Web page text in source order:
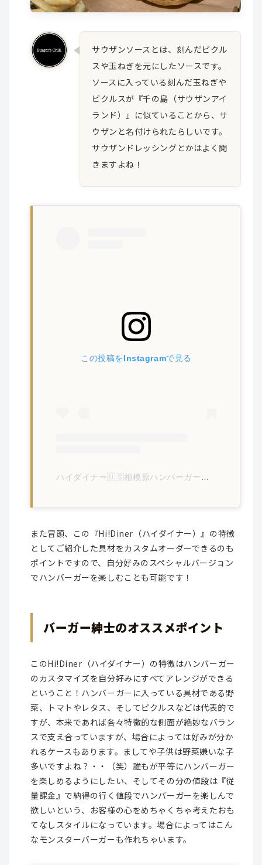
サウザンソースとは、刻んだピクル
スや玉ねぎを元にしたソースです。
ソースに入っている刻んだ玉ねぎや
ピクルスが『千の島（サウザンアイ
ランド）』に似ていることから、サ
ウザンと名付けられたらしいです。
サウザンドレッシングとかはよく聞
きますよね！
この投稿をInstagramで見る
ハイダイナー🇺🇸相模原ハンバーガー🍔(@hi__diner)がシェアした投稿
また冒頭、この『Hi!Diner（ハイダイナー）』の特徴
としてご紹介した具材をカスタムオーダーできるのも
ポイントですので、自分好みのスペシャルバージョン
でハンバーガーを楽しむことも可能です！
バーガー紳士のオススメポイント
このHi!Diner（ハイダイナー）の特徴はハンバーガー
のカスタマイズを自分好みにすべてアレンジができる
ということ！ハンバーガーに入っている具材である野
菜、トマトやレタス、そしてピクルスなどは代表的で
すが、本来であれば各々特徴的な側面が絶妙なバラン
スで支え合っていますが、場合によっては好みが分か
れるケースもあります。ましてや子供は野菜嫌いな子
多いですよね？・・（笑）誰もが平等にハンバーガー
を楽しめるようにしたい、そしてその分の値段は『従
量課金』で納得の行く値段でハンバーガーを楽しんで
欲しいという、お客様の心をめちゃくちゃ考えたおも
てなしスタイルになっています。場合によってはこん
なモンスターバーガーも作れちゃいます。